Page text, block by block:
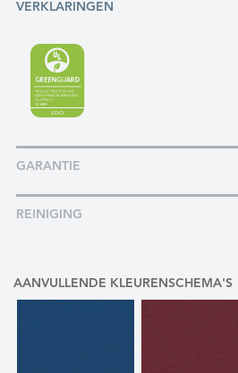
VERKLARINGEN
GARANTIE
REINIGING
AANVULLENDE KLEURENSCHEMA'S